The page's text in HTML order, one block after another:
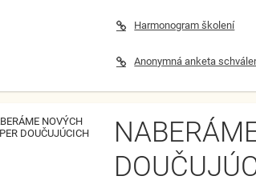
Harmonogram školení
Anonymná anketa